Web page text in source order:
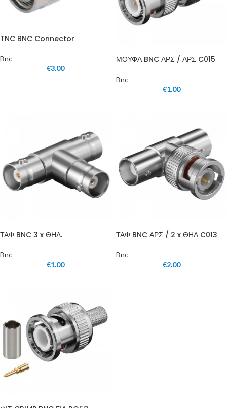
TNC BNC Connector
Bnc
€3.00
ΜΟΥΦΑ BNC ΑΡΣ / ΑΡΣ C015
Bnc
€1.00
ΤΑΦ BNC 3 x ΘΗΛ.
Bnc
€1.00
ΤΑΦ BNC ΑΡΣ / 2 x ΘΗΛ C013
Bnc
€2.00